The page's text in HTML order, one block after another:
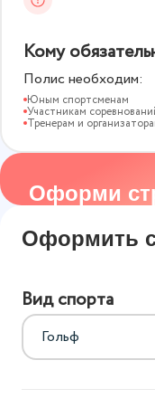
Кому
Полис необходим:
Юным спортсменам
Участникам
Тренерам и
Оформи
Оформить
Вид спорта